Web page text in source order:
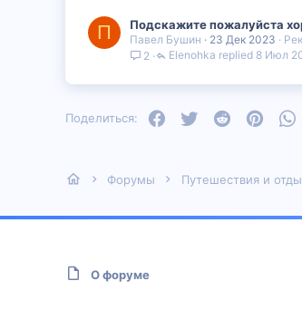
П Подскажите пожалуйста
Павел Бушин 23 Дек 2023
2
8 Июл
Elenohka
Поделиться: Facebook
Twitter Reddit
Форумы Путешествия и
О форуме